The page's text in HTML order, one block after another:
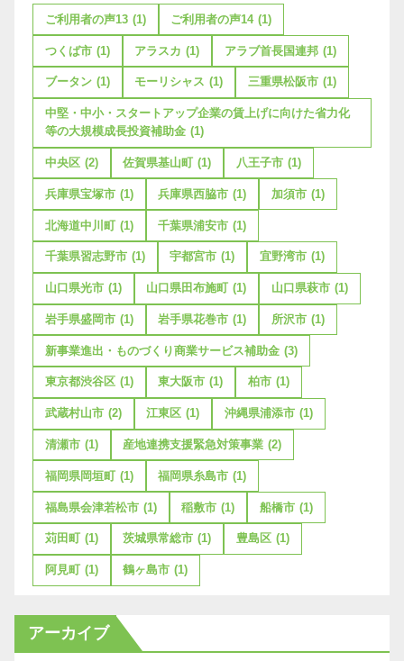
ご利用者の声13 (1) ご利用者の声14 (1)
つくば市 (1) アラスカ (1) アラブ首長国連邦 (1)
ブータン (1) モーリシャス (1) 三重県松阪市 (1)
中堅・中小・スタートアップ企業の賃上げに向けた省力化
等の大規模成長投資補助金 (1)
中央区 (2) 佐賀県基山町 (1) 八王子市 (1)
兵庫県宝塚市 (1) 兵庫県西脇市 (1) 加須市 (1)
北海道中川町 (1) 千葉県浦安市 (1)
千葉県習志野市 (1) 宇都宮市 (1) 宜野湾市 (1)
山口県光市 (1) 山口県田布施町 (1) 山口県萩市 (1)
岩手県盛岡市 (1) 岩手県花巻市 (1) 所沢市 (1)
新事業進出・ものづくり商業サービス補助金 (3)
東京都渋谷区 (1) 東大阪市 (1) 柏市 (1)
武蔵村山市 (2) 江東区 (1) 沖縄県浦添市 (1)
清瀬市 (1) 産地連携支援緊急対策事業 (2)
福岡県岡垣町 (1) 福岡県糸島市 (1)
福島県会津若松市 (1) 稲敷市 (1) 船橋市 (1)
苅田町 (1) 茨城県常総市 (1) 豊島区 (1)
阿見町 (1) 鶴ヶ島市 (1)
アーカイブ